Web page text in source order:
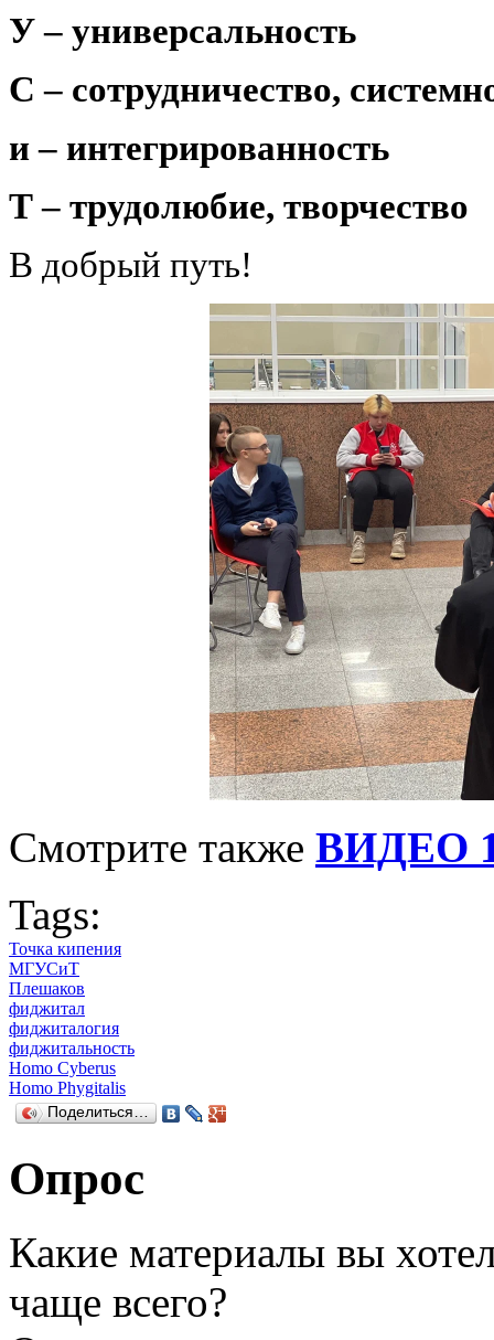
У – универсальность
С – сотрудничество,
и – интегрированность
Т – трудолюбие, творчество
В добрый путь!
Смотрите также ВИДЕО
Tags:
Точка кипения
МГУСиТ
Плешаков
фиджитал
фиджиталогия
фиджитальность
Homo Cyberus
Homo Phygitalis
Поделиться…
Опрос
Какие материалы вы
чаще всего?